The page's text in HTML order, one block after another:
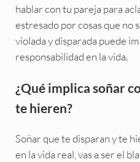
hablar con tu pareja para
estresado por cosas que no
violada y disparada puede
responsabilidad en la vida.
¿Qué implica soñar
te hieren?
Soñar que te disparan y te
en la vida real, vas a ser el